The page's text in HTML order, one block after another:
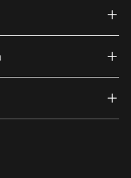
(external link)
(external link)
Youtube (external